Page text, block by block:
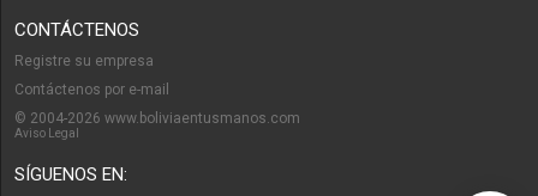
CONTÁCTENOS
Registre su empresa
Contáctenos por e-mail
© 2004-2026 www.boliviaentusmanos.com
Aviso Legal
SÍGUENOS EN: